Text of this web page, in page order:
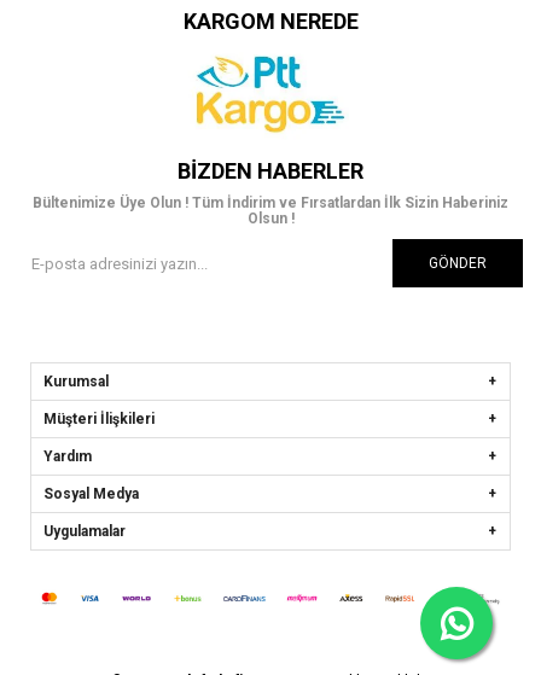
KARGOM NEREDE
BIZDEN HABERLER
Bültenimize Üye Olun ! Tüm İndirim ve Fırsatlardan İlk Sizin Haberiniz
Olsun !
GÖNDER
Kurumsal
Müşteri İlişkileri
Yardım
Sosyal Medya
Uygulamalar